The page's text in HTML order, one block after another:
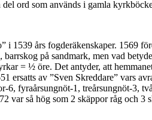
ord som används i gamla
i 1539 års fogderäkenskaper. 1569
på sandmark, men vad
= ½ öre. Det antyder, att
av ”Sven Skreddare” vars
fyraårsungnöt-1, treårsungnöt-3,
var så hög som 2 skäppor råg och 3